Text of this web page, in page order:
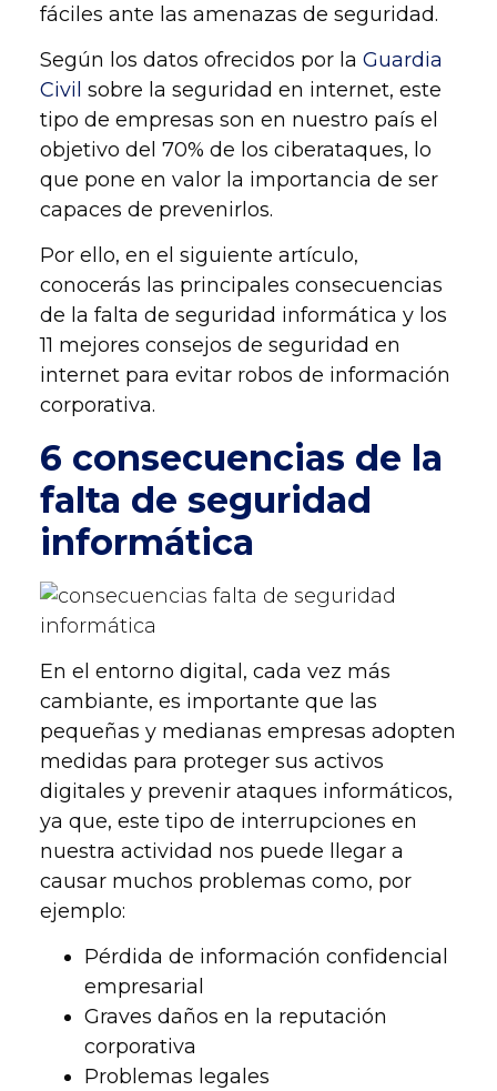
fáciles ante las amenazas de seguridad.
Según los datos ofrecidos por la Guardia
Civil sobre la seguridad en internet, este
tipo de empresas son en nuestro país el
objetivo del 70% de los ciberataques, lo
que pone en valor la importancia de ser
capaces de prevenirlos.
Por ello, en el siguiente artículo,
conocerás las principales consecuencias
de la falta de seguridad informática y los
11 mejores consejos de seguridad en
internetpara evitar robos de información
corporativa.
6 consecuencias de la
falta de seguridad
informática
En el entorno digital, cada vez más
cambiante, es importante que las
pequeñas y medianas empresas adopten
medidas para proteger sus activos
digitales y prevenir ataques informáticos,
ya que, este tipo de interrupciones en
nuestra actividad nos puede llegar a
causar muchos problemas como, por
ejemplo:
Pérdida de información confidencial
empresarial
Graves daños en la reputación
corporativa
Problemas legales